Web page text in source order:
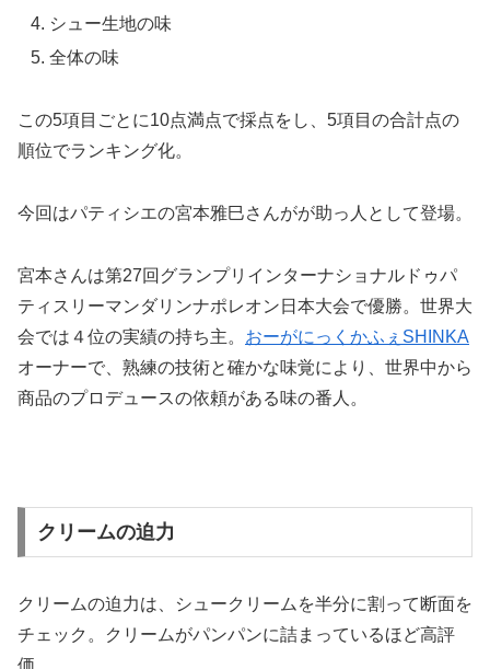
シュー生地の味
全体の味
この5項目ごとに10点満点で採点をし、5項目の合計点の
順位でランキング化。
今回はパティシエの宮本雅巳さんがが助っ人として登場。
宮本さんは第27回グランプリインターナショナルドゥパ
ティスリーマンダリンナポレオン日本大会で優勝。世界大
会では４位の実績の持ち主。 おーがにっくかふぇSHINKA
オーナーで、熟練の技術と確かな味覚により、世界中から
商品のプロデュースの依頼がある味の番人。
クリームの迫力
クリームの迫力は、シュークリームを半分に割って断面を
チェック。クリームがパンパンに詰まっているほど高評
価。